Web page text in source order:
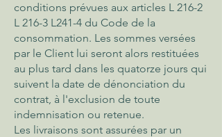
conditions prévues aux articles L 216-2
L 216-3 L241-4 du Code de la
consommation. Les sommes versées
par le Client lui seront alors restituées
au plus tard dans les quatorze jours qui
suivent la date de dénonciation du
contrat, à l'exclusion de toute
indemnisation ou retenue.
Les livraisons sont assurées par un